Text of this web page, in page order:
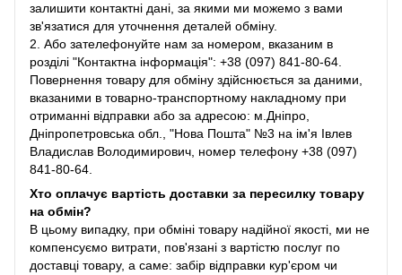
залишити контактні дані, за якими ми можемо з вами
зв'язатися для уточнення деталей обміну.
2. Або зателефонуйте нам за номером, вказаним в
розділі "Контактна інформація": +38 (097) 841-80-64.
Повернення товару для обміну здійснюється за даними,
вказаними в товарно-транспортному накладному при
отриманні відправки або за адресою: м.Дніпро,
Дніпропетровська обл., "Нова Пошта" №3 на ім'я Івлев
Владислав Володимирович, номер телефону +38 (097)
841-80-64.
Хто оплачує вартість доставки за пересилку товару
на обмін?
В цьому випадку, при обміні товару надійної якості, ми не
компенсуємо витрати, пов'язані з вартістю послуг по
доставці товару, а саме: забір відправки кур'єром чи